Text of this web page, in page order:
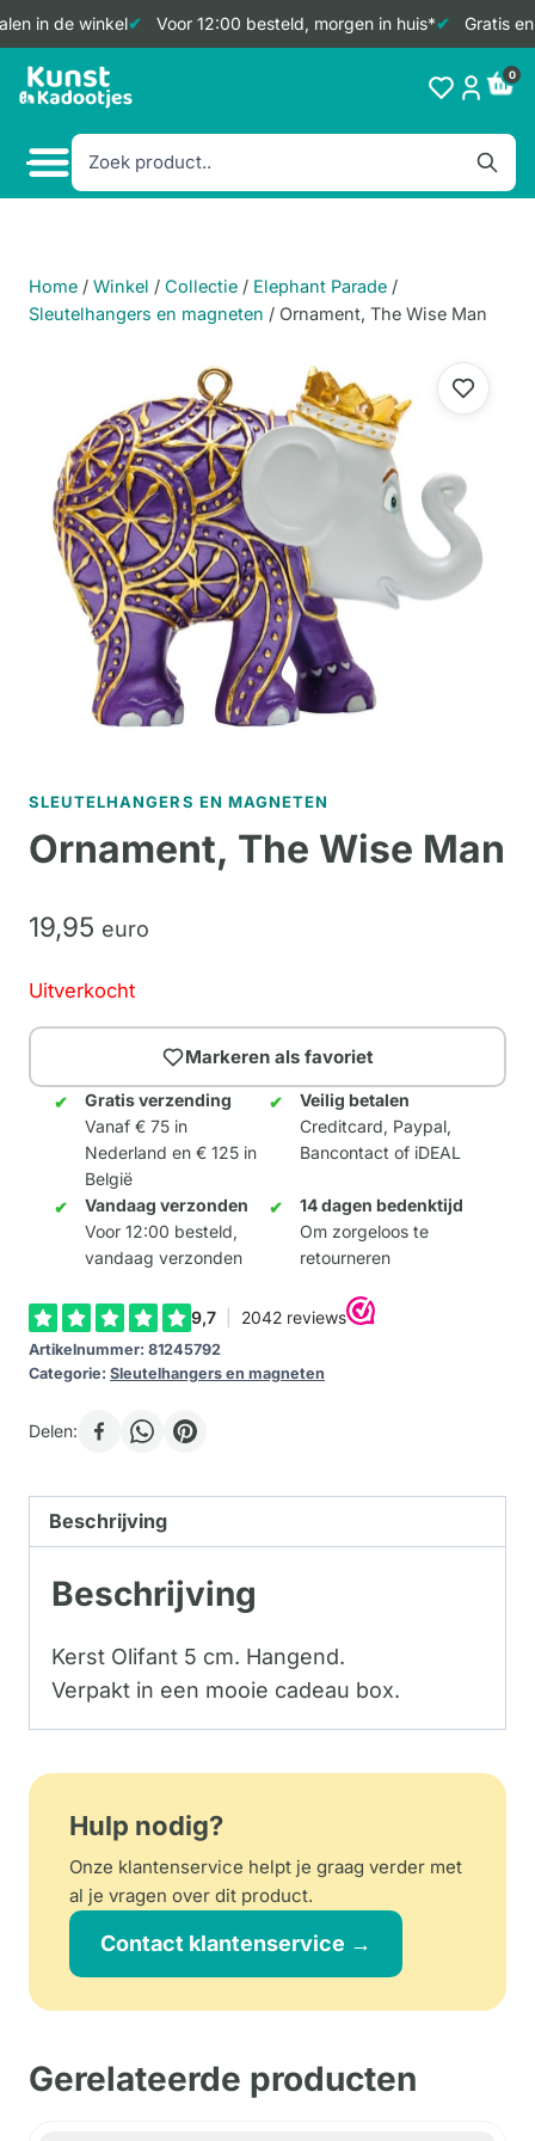
in de winkel Voor 12:00 besteld, morgen in huis* Gratis
Doorgaan
naar
0
Home / Winkel / Collectie / Elephant Parade /
Sleutelhangers en magneten / Ornament, The Wise Man
SLEUTELHANGERS EN MAGNETEN
Ornament, The Wise Man
19,95 euro
Uitverkocht
Markeren als favoriet
Gratis verzending
Vanaf € 75 in
Nederland en € 125 in
België
Veilig betalen
Creditcard, Paypal,
Bancontact of iDEAL
Vandaag verzonden
Voor 12:00 besteld,
vandaag verzonden
14 dagen bedenktijd
Om zorgeloos te
retourneren
Artikelnummer: 81245792
Categorie: Sleutelhangers en magneten
Delen:
Beschrijving
Beschrijving
Kerst Olifant 5 cm. Hangend.
Verpakt in een mooie cadeau box.
Hulp nodig?
Onze klantenservice helpt je graag verder met
al je vragen over dit product.
Contact klantenservice →
Gerelateerde producten